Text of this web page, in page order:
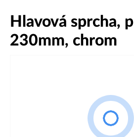
Hlavová sprcha,
230mm, chrom